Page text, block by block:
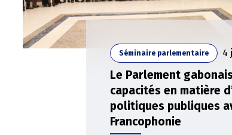
Séminaire parlementaire 4
Le Parlement
capacités en matière
politiques publiques
Francophonie